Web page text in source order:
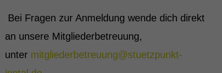
Bei Fragen zur Anmeldung wende dich direkt
an unsere Mitgliederbetreuung,
unter mitgliederbetreuung@stuetzpunkt-